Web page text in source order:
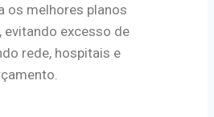
os melhores planos
excesso de
rede, hospitais e